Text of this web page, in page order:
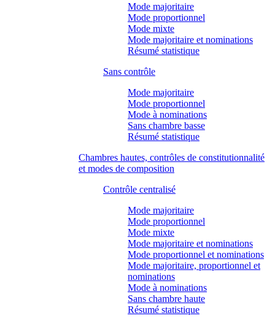
Mode majoritaire
Mode proportionnel
Mode mixte
Mode majoritaire et nominations
Résumé statistique
Sans contrôle
Mode majoritaire
Mode proportionnel
Mode à nominations
Sans chambre basse
Résumé statistique
Chambres hautes, contrôles de constitutionnalité
et modes de composition
Contrôle centralisé
Mode majoritaire
Mode proportionnel
Mode mixte
Mode majoritaire et nominations
Mode proportionnel et nominations
Mode majoritaire, proportionnel et
nominations
Mode à nominations
Sans chambre haute
Résumé statistique